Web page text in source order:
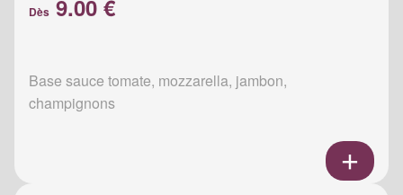
Dès 9.00 €
Base sauce tomate, mozzarella, jambon,
champignons